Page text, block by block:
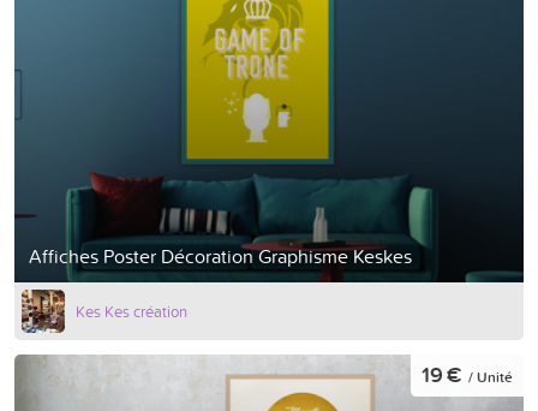
Affiches Poster Décoration Graphisme Keskes
Kes Kes création
19 € / Unité